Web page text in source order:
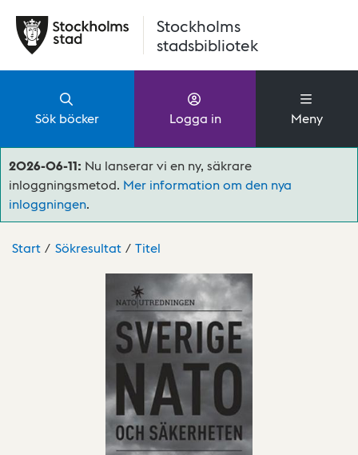
Stockholms
stadsbibliotek
Sök böcker Logga in Meny
2026-06-11: Nu lanserar vi en ny, säkrare
inloggningsmetod. Mer information om den nya
inloggningen.
Start Sökresultat Titel